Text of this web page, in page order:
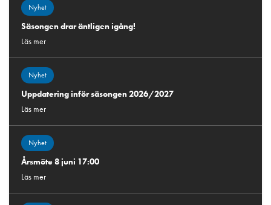
Nyhet
Säsongen drar äntligen igång!
Läs mer
Nyhet
Uppdatering inför säsongen 2026/2027
Läs mer
Nyhet
Årsmöte 8 juni 17:00
Läs mer